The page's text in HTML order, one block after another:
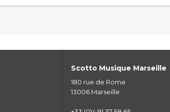
Scotto Musique Marseille
180 rue de Rome
13006 Marseille